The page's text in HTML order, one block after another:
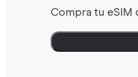
Compra tu eSIM